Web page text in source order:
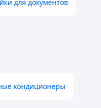
для документов
кондиционеры